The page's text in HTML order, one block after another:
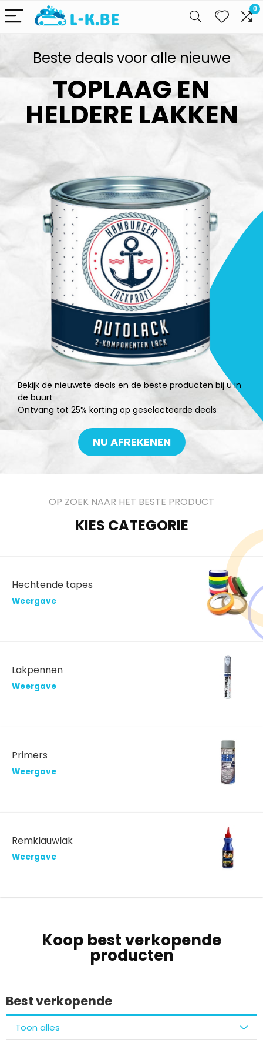
0
Beste deals voor alle nieuwe
TOPLAAG EN
HELDERE LAKKEN
Bekijk de nieuwste deals en de beste producten bij u in
de buurt
Ontvang tot 25% korting op geselecteerde deals
NU AFREKENEN
OP ZOEK NAAR HET BESTE PRODUCT
KIES CATEGORIE
Hechtende tapes
Weergave
Lakpennen
Weergave
Primers
Weergave
Remklauwlak
Weergave
Koop best verkopende
producten
Best verkopende
Toon alles